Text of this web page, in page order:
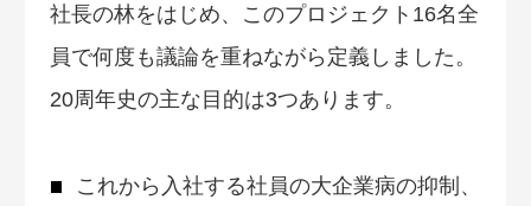
社長の林をはじめ、このプロジェクト16名全
員で何度も議論を重ねながら定義しました。
20周年史の主な目的は3つあります。
これから入社する社員の大企業病の抑制、